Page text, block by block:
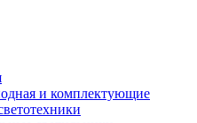
и комплектующие